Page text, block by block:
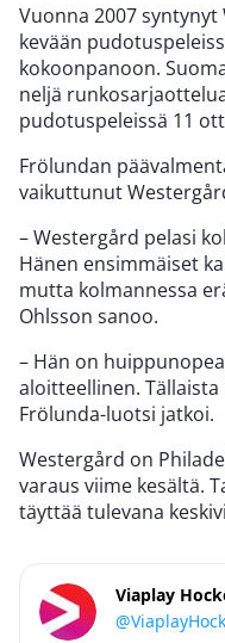
Vuonna 2007
kevään
kokoonpanoon.
neljä
pudotuspeleissä 11
Frölundan
vaikuttunut
– Westergård pelasi
Hänen ensimmäiset
mutta kolmannessa
Ohlsson sanoo.
– Hän on
aloitteellinen.
Frölunda-luotsi jatkoi.
Westergård on
varaus viime kesältä.
täyttää tulevana
Viaplay